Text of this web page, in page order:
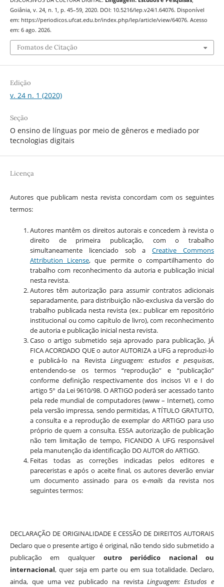
Goiânia, v. 24, n. 1, p. 45–59, 2020. DOI: 10.5216/lep.v24i1.64076. Disponível
em: https://periodicos.ufcat.edu.br/index.php/lep/article/view/64076. Acesso
em: 6 ago. 2026.
Fomatos de Citação
Edição
v. 24 n. 1 (2020)
Seção
O ensino de línguas por meio de gêneros e mediado por
tecnologias digitais
Licença
Autores que publicam nesta revista concordam com os seguintes
termos:
Autores mantêm os direitos autorais e concedem à revista o
direito de primeira publicação, com o trabalho
simultaneamente licenciado sob aCreative Commons
Attribution License, que permite o compartilhamento do
trabalho com reconhecimento da autoria e publicação inicial
nesta revista.
Autores têm autorização para assumir contratos adicionais
separadamente, para distribuição não-exclusiva da versão do
trabalho publicada nesta revista (ex.: publicar em repositório
institucional ou como capítulo de livro), com reconhecimento
de autoria e publicação inicial nesta revista.
Caso o artigo submetido seja aprovado para publicação, JÁ
FICA ACORDADO QUE o autor AUTORIZA a UFG a reproduzi-lo
e publicá-lo na RevistaLinguagem: estudos e pesquisas,
entendendo-se os termos “reprodução” e “publicação”
conforme definição respectivamente dos incisos VI e I do
artigo 5° da Lei 9610/98. O ARTIGO poderá ser acessado tanto
pela rede mundial de computadores (www – Internet), como
pela versão impressa, sendo permitidas, A TÍTULO GRATUITO,
a consulta e a reprodução de exemplar do ARTIGO para uso
próprio de quem a consulta. ESSA autorização de publicação
não tem limitação de tempo, FICANDO A UFG responsável
pela manutenção da identificação DO AUTOR do ARTIGO.
Feitas todas as correções indicadas pelos editores e
pareceristas e após o aceite final, os autores deverão enviar
um documento assinado para os e-mails da revista nos
seguintes termos:
DECLARAÇÃO DE ORIGINALIDADE E CESSÃO DE DIREITOS AUTORAIS
Declaro que o presente artigo é original, não tendo sido submetido a
publicação em qualquer outro periódico nacional ou
internacional, quer seja em parte ou em sua totalidade. Declaro,
ainda, que uma vez publicado na revistaLinguagem: Estudos e